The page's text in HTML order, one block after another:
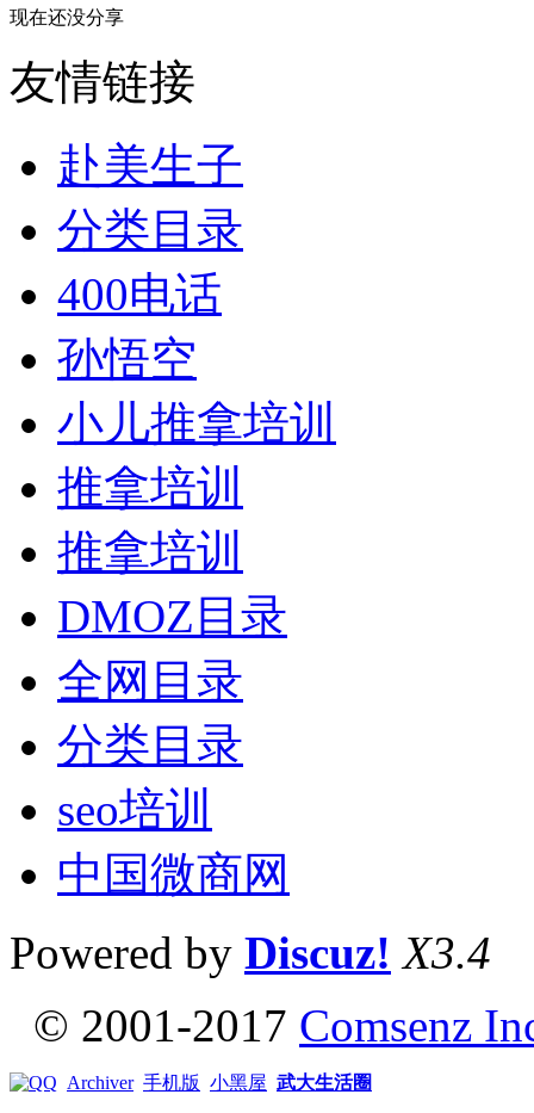
现在还没分享
友情链接
赴美生子
分类目录
400电话
孙悟空
小儿推拿培训
推拿培训
推拿培训
DMOZ目录
全网目录
分类目录
seo培训
中国微商网
Powered by Discuz! X3.4
© 2001-2017 Comsenz
Archiver 手机版 小黑屋 武大生活圈